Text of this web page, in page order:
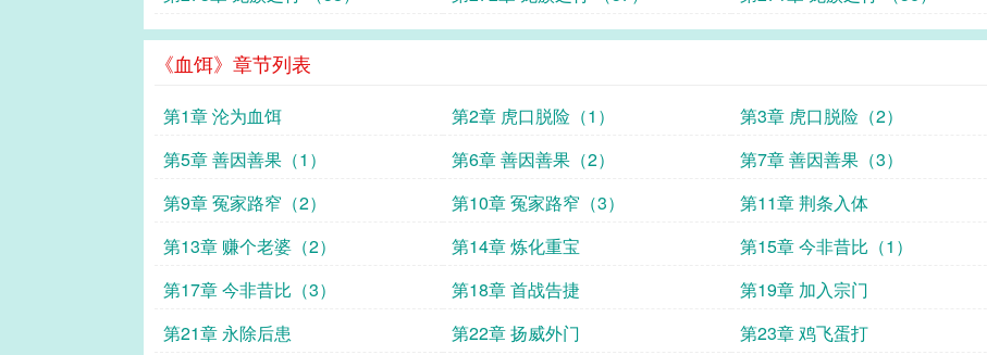
《血饵》章节列表
第1章 沦为血饵 第2章 虎口脱险（1） 第3章 虎口脱险（2）
第5章 善因善果（1）
第6章 善因善果（2） 第7章 善因善果（3）
第9章 冤家路窄（2）
第10章 冤家路窄（3） 第11章 荆条入体
第13章 赚个老婆（2）
第14章 炼化重宝 第15章 今非昔比（1）
第17章 今非昔比（3）
第18章 首战告捷 第19章 加入宗门
第21章 永除后患
第22章 扬威外门 第23章 鸡飞蛋打